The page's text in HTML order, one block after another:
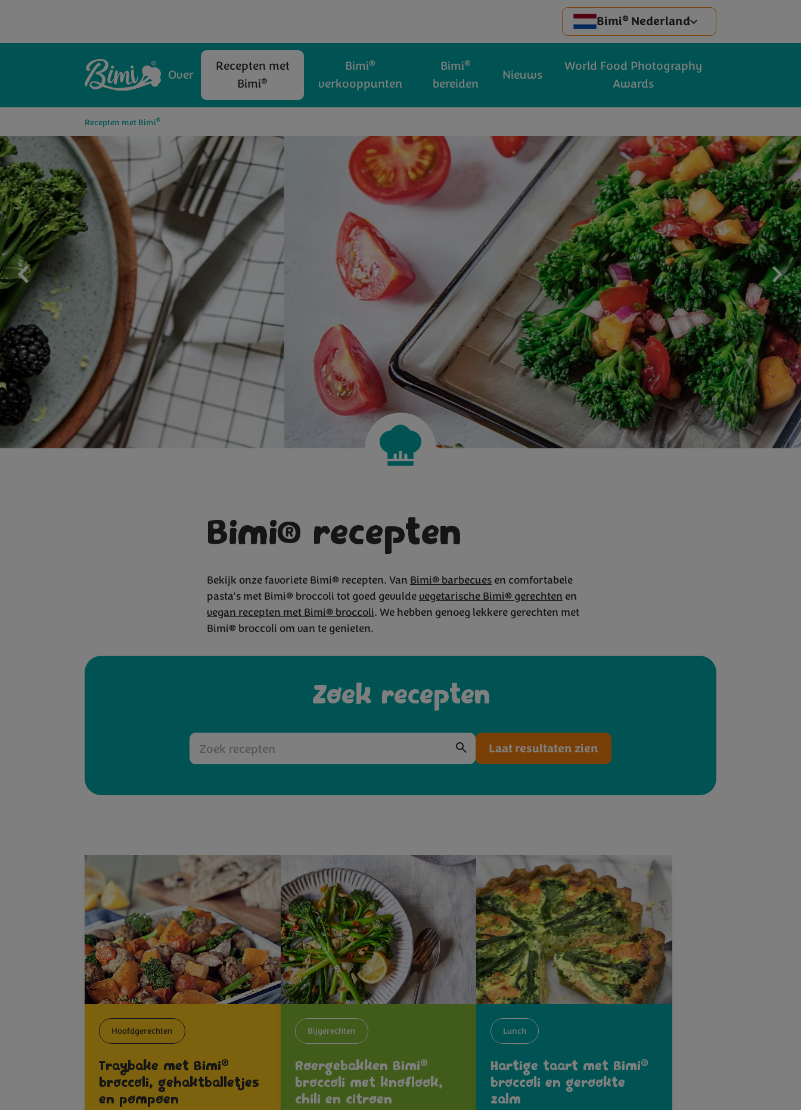
Bimi® Nederland
Over
Recepten met
Bimi®
Bimi®
verkooppunten
Bimi®
bereiden
Nieuws
World Food Photography
Awards
Recepten met Bimi®
Bijgerechten met Bimi
Bimi® recepten
Bekijk onze favoriete Bimi® recepten. Van Bimi® barbecues en comfortabele
pasta's met Bimi® broccoli tot goed gevulde vegetarische Bimi® gerechten en
vegan recepten met Bimi® broccoli. We hebben genoeg lekkere gerechten met
Bimi® broccoli om van te genieten.
Zoek recepten
Laat resultaten zien
Hoofdgerechten
Traybake met Bimi®
broccoli, gehaktballetjes
en pompoen
Bijgerechten
Roergebakken Bimi®
broccoli met knoflook,
chili en citroen
Lunch
Hartige taart met Bimi®
broccoli en gerookte
zalm